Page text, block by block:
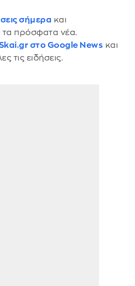
σήμερα και
τα πρόσφατα νέα.
στο Google News και
τις ειδήσεις.